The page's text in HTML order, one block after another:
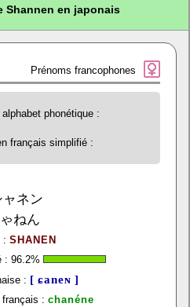
Shannen en japonais
Prénoms francophones
phonétique :
français simplifié :
ャネン
ねん
: SHANEN
: 96.2%
: [ ɕaneɴ ]
français : chanéne